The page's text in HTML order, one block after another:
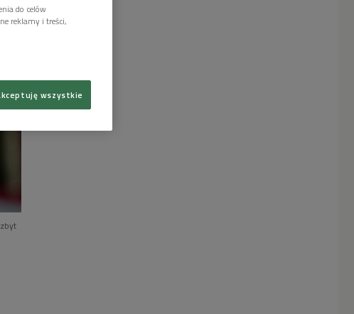
do celów
reklamy i treści,
wszystkie